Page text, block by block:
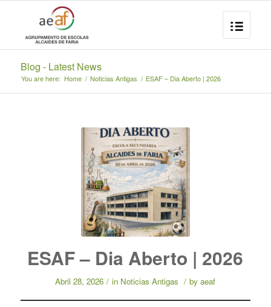
Blog - Latest News
You are here: Home / Noticias Antigas / ESAF – Dia Aberto | 2026
ESAF – Dia Aberto | 2026
Abril 28, 2026 / in Noticias Antigas / byaeaf